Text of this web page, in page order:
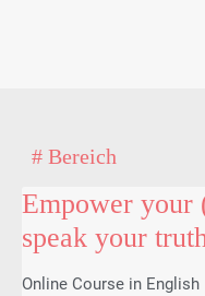
# Bereich
Empower your
speak your
Online Course in English